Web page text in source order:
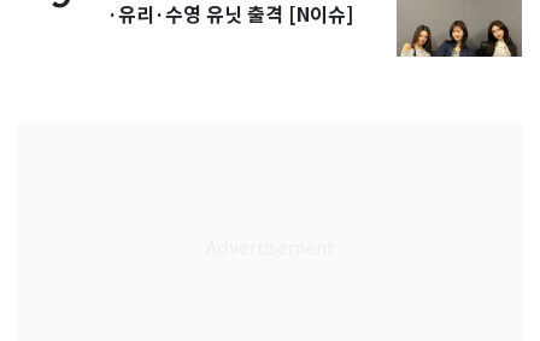
·유리·수영 유닛 출격 [N이슈]